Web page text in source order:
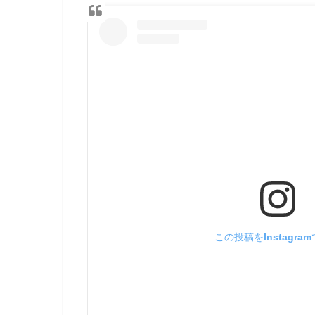
この投稿をInstagram